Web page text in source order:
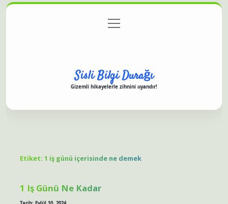
Gizlilik Politikası
menüyü
aç
Sisli Bilgi Durağı
Gizemli hikayelerle zihnini uyandır!
Etiket: 1 iş günü içerisinde ne demek
1 Iş Günü Ne Kadar